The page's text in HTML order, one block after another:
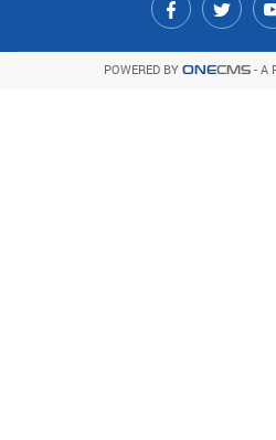
POWERED BY ONECMS- A